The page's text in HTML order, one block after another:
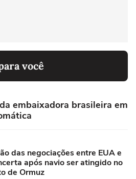
você
embaixadora brasileira em
das negociações entre EUA e
após navio ser atingido no
de Ormuz